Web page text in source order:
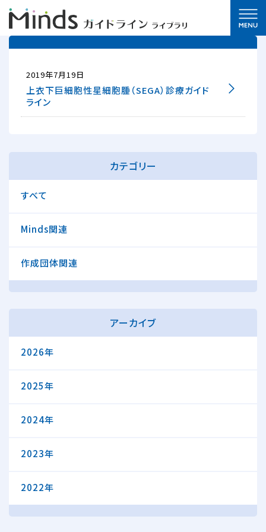
2019年7月19日
上衣下巨細胞性星細胞腫（SEGA）診療ガイド
ライン
カテゴリー
すべて
Minds関連
作成団体関連
アーカイブ
2026年
2025年
2024年
2023年
2022年